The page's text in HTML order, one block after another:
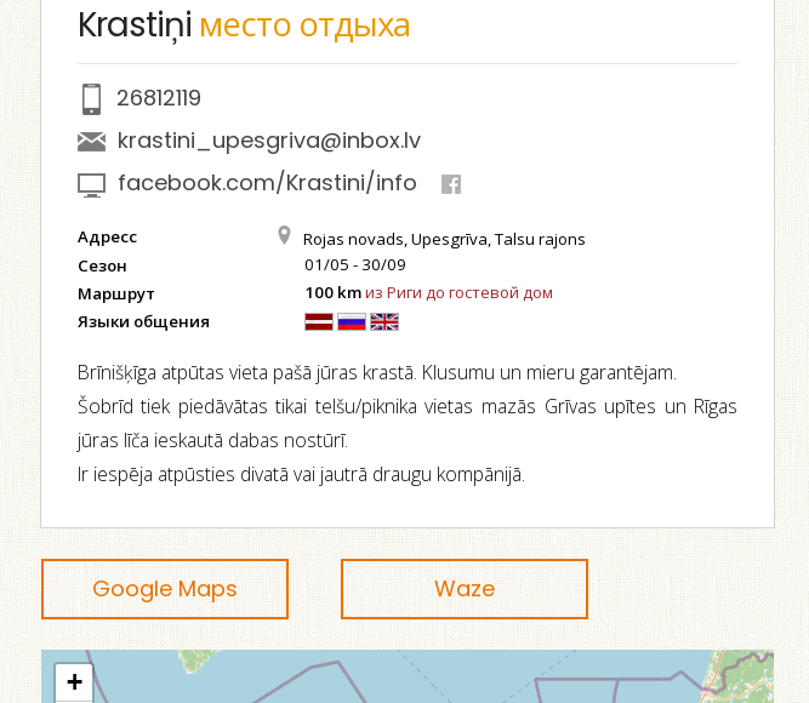
Krastiņi место отдыха
26812119
krastini_upesgriva@inbox.lv
facebook.com/Krastini/info
Адресс Rojas novads, Upesgrīva, Talsu rajons
Сезон 01/05 - 30/09
Маршрут 100 kmиз Риги до гостевой дом
Языки общения
Brīnišķīga atpūtas vieta pašā jūras krastā. Klusumu un mieru garantējam.
Šobrīd tiek piedāvātas tikai telšu/piknika vietas mazās Grīvas upītes un Rīgas
jūras līča ieskautā dabas nostūrī.
Ir iespēja atpūsties divatā vai jautrā draugu kompānijā.
Google Maps Waze
+